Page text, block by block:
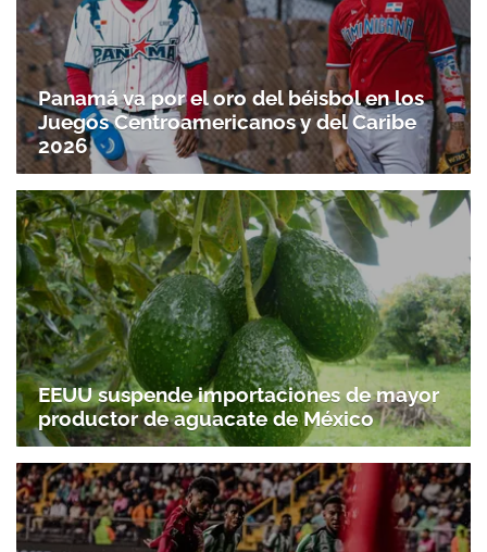
Panamá va por el oro del béisbol en los
Juegos Centroamericanos y del Caribe
2026
EEUU suspende importaciones de mayor
productor de aguacate de México